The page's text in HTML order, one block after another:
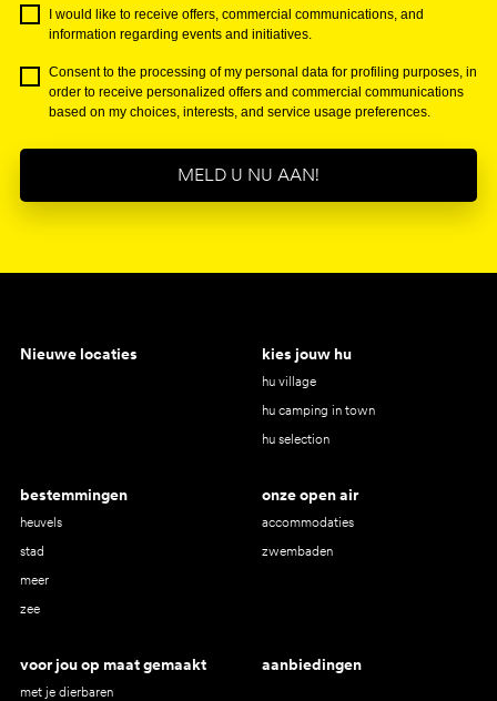
I would like to receive offers, commercial communications, and
information regarding events and initiatives.
Consent to the processing of my personal data for profiling purposes, in
order to receive personalized offers and commercial communications
based on my choices, interests, and service usage preferences.
MELD U NU AAN!
Nieuwe locaties kies jouw hu
hu village
hu camping in town
hu selection
bestemmingen
heuvels
stad
meer
zee
onze open air
accommodaties
zwembaden
voor jou op maat gemaakt
met je dierbaren
aanbiedingen